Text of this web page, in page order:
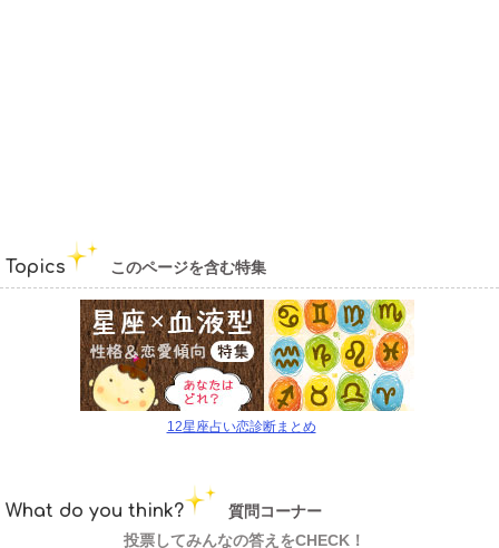
Topics このページを含む特集
12星座占い恋診断まとめ
What do you think?
質問コーナー
投票してみんなの答えをCHECK！